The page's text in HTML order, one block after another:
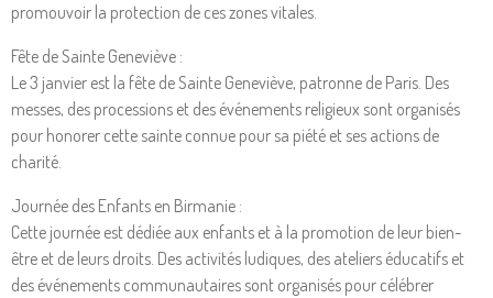
promouvoir la protection de ces zones vitales.
Fête de Sainte Geneviève :
Le 3 janvier est la fête de Sainte Geneviève, patronne de Paris. Des
messes, des processions et des événements religieux sont organisés
pour honorer cette sainte connue pour sa piété et ses actions de
charité.
Journée des Enfants en Birmanie :
Cette journée est dédiée aux enfants et à la promotion de leur bien-
être et de leurs droits. Des activités ludiques, des ateliers éducatifs et
des événements communautaires sont organisés pour célébrer